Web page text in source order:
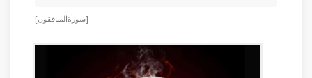
[ سورة المنافقون ]